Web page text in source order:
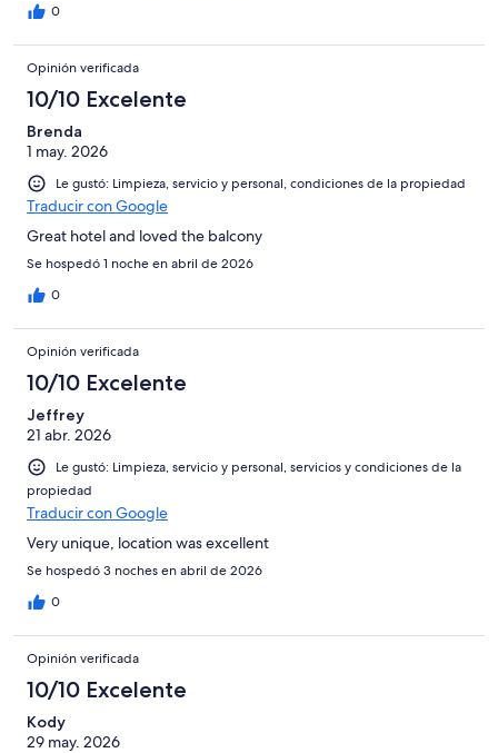
0
Opinión verificada
10/10 Excelente
Brenda
1 may. 2026
Le gustó: Limpieza, servicio y personal, condiciones de la propiedad
Traducir con Google
Great hotel and loved the balcony
Se hospedó 1 noche en abril de 2026
0
Opinión verificada
10/10 Excelente
Jeffrey
21 abr. 2026
Le gustó: Limpieza, servicio y personal, servicios y condiciones de la
propiedad
Traducir con Google
Very unique, location was excellent
Se hospedó 3 noches en abril de 2026
0
Opinión verificada
10/10 Excelente
Kody
29 may. 2026